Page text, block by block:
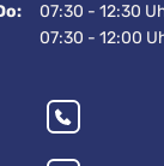
07:30 - 12:30
07:30 - 12:00